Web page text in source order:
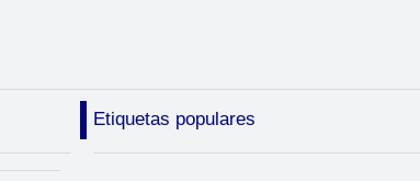
Etiquetas populares